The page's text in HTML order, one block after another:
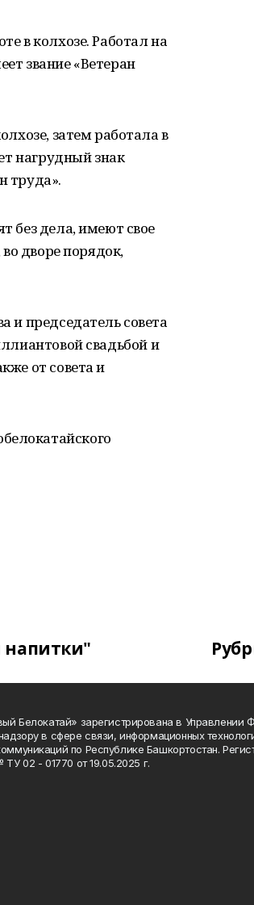
в колхозе. Работал на
звание «Ветеран
затем работала в
нагрудный знак
труда».
без дела, имеют свое
дворе порядок,
и председатель совета
свадьбой и
от совета и
напитки"
Белокатай» зарегистрирована в Управлении
в сфере связи, информационных
по Республике Башкортостан.
02 - 01770 от 19.05.2025 г.